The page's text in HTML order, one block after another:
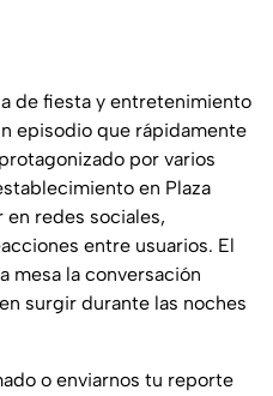
de fiesta y entretenimiento
episodio que rápidamente
por varios
en Plaza
en redes sociales,
entre usuarios. El
mesa la conversación
surgir durante las noches
o enviarnos tu reporte